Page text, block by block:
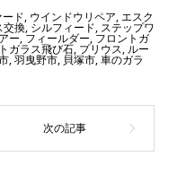
ド, ウインドウリペア,エスク
交換, シルフィード, ステップワ
ー,フィールダー,フロントガ
ガラス飛び石, プリウス, ルー
,羽曳野市, 貝塚市,車のガラ